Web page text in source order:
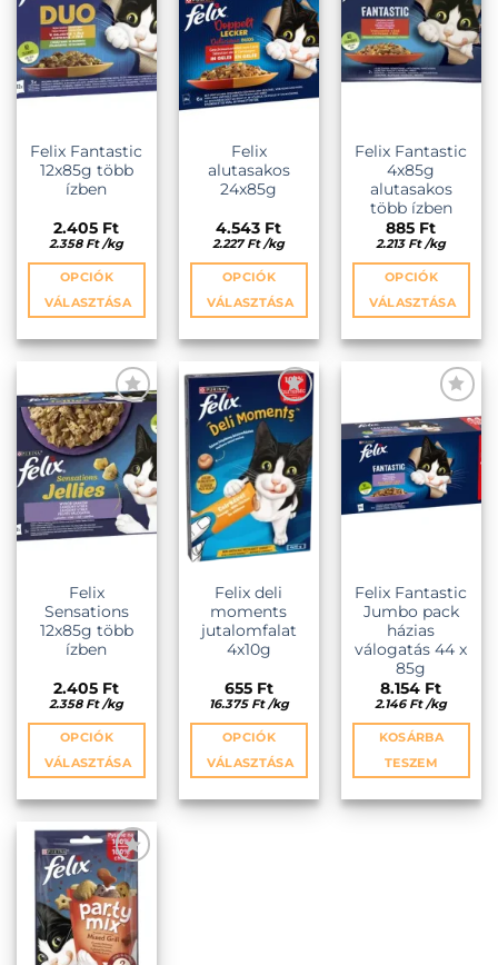
Felix Fantastic
12x85g több
ízben
2.405 Ft
2.358 Ft /kg
OPCIÓK
VÁLASZTÁSA
a
terméknek
több
variációja
van.
A
változatok
a
termékoldalon
ki
Felix
alutasakos
24x85g
4.543 Ft
2.227Ft /kg
OPCIÓK
VÁLASZTÁSA
a
terméknek
több
variációja
van.
A
változatok
a
termékoldalon
választhatók
Felix Fantastic
4x85g
alutasakos
több ízben
885 Ft
2.213 Ft /kg
OPCIÓK
VÁLASZTÁSA
a
terméknek
több
variációja
van.
A
változatok
a
KEDVENCEKHEZ
Felix
Sensations
12x85g több
ízben
2.405 Ft
2.358 Ft /kg
OPCIÓK
VÁLASZTÁSA
a
terméknek
több
variációja
van.
A
változatok
KEDVENCEKHEZ
Felix deli
moments
jutalomfalat
4x10g
655 Ft
16.375 Ft /kg
OPCIÓK
VÁLASZTÁSA
a
KEDVENCEKHEZ
Felix Fantastic
Jumbo pack
házias
válogatás 44 x
85g
8.154 Ft
2.146 Ft /kg
KOSÁRBA
TESZEM
KEDVENCEKHEZ